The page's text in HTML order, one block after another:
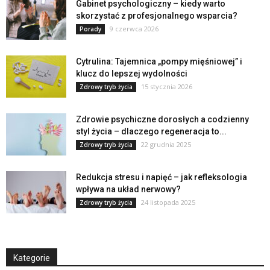
Gabinet psychologiczny – kiedy warto
skorzystać z profesjonalnego wsparcia?
Porady 9 czerwca 2026
Cytrulina: Tajemnica „pompy mięśniowej” i
klucz do lepszej wydolności
Zdrowy tryb życia 15 stycznia 2026
Zdrowie psychiczne dorosłych a codzienny
styl życia – dlaczego regeneracja to...
Zdrowy tryb życia 22 grudnia 2025
Redukcja stresu i napięć – jak refleksologia
wpływa na układ nerwowy?
Zdrowy tryb życia 24 listopada 2025
Kategorie